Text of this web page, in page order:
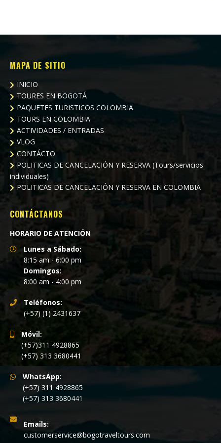
MAPA DE SITIO
INICIO
TOURES EN BOGOTÁ
PAQUETES TURISTICOS COLOMBIA
TOURS EN COLOMBIA
ACTIVIDADES / ENTRADAS
VLOG
CONTÁCTO
POLITICAS DE CANCELACIÓN Y RESERVA (Tours/servicios
individuales)
POLITICAS DE CANCELACIÓN Y RESERVA EN COLOMBIA
CONTÁCTANOS
HORARIO DE ATENCIÓN
Lunes a Sábado:
8:15 am - 6:00 pm
Domingos:
8:00 am - 4:00 pm
Teléfonos:
(+57) (1) 2431637
Móvil:
(+57)311 4928865
(+57) 313 3680441
WhatsApp:
(+57) 311 4928865
(+57) 313 3680441
Emails:
customerservice@bogotraveltours.com